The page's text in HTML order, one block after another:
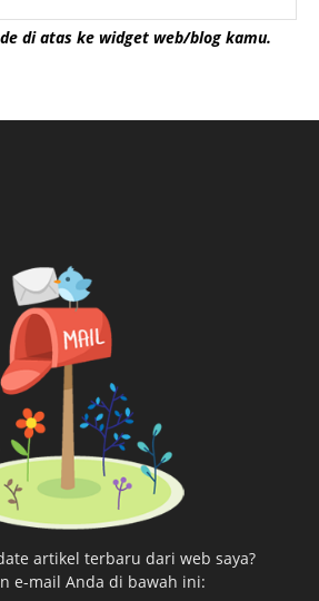
di atas ke widget web/blog kamu.
artikel terbaru dari web saya?
e-mail Anda di bawah ini: